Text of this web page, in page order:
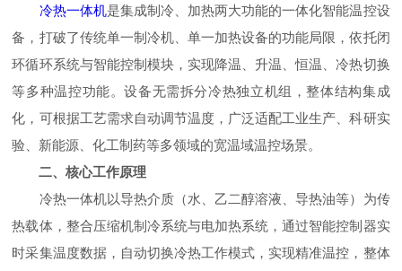
冷热一体机是集成制冷、加热两大功能的一体化智能温控设
备，打破了传统单一制冷机、单一加热设备的功能局限，依托闭
环循环系统与智能控制模块，实现降温、升温、恒温、冷热切换
等多种温控功能。设备无需拆分冷热独立机组，整体结构集成
化，可根据工艺需求自动调节温度，广泛适配工业生产、科研实
验、新能源、化工制药等多领域的宽温域温控场景。
二、核心工作原理
冷热一体机以导热介质（水、乙二醇溶液、导热油等）为传
热载体，整合压缩机制冷系统与电加热系统，通过智能控制器实
时采集温度数据，自动切换冷热工作模式，实现精准温控，整体